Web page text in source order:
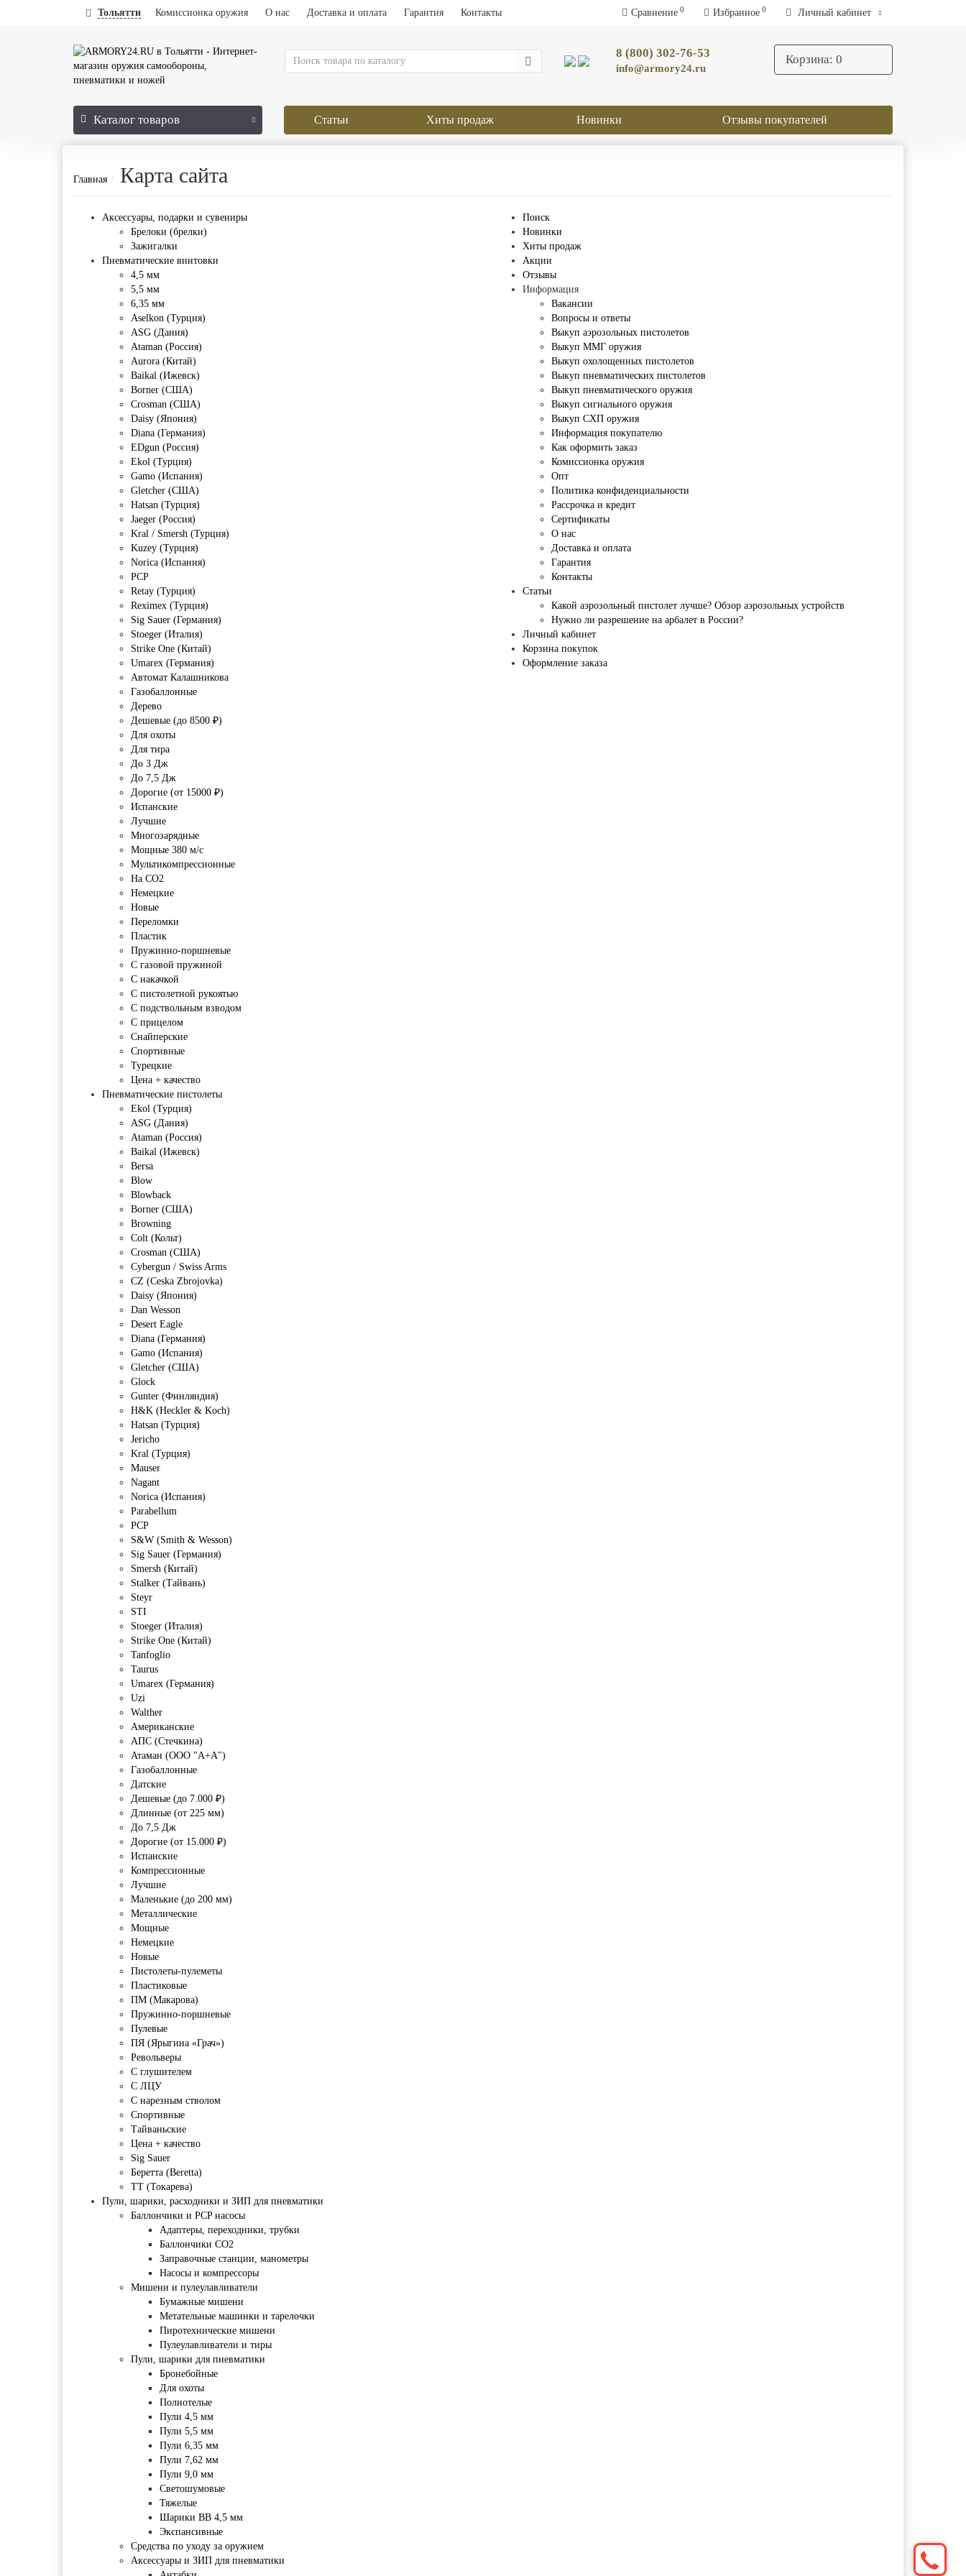
Тольятти Комиссионка оружия О нас Доставка и оплата Гарантия Контакты Сравнение 0 Избранное 0 Личный кабинет
8 (800) 302-76-53
info@armory24.ru
Корзина: 0
Каталог товаров Статьи Хиты продаж Новинки Отзывы покупателей
Главная Карта сайта
Аксессуары, подарки и сувениры
Брелоки (брелки)
Зажигалки
Пневматические винтовки
4,5 мм
5,5 мм
6,35 мм
Aselkon (Турция)
ASG (Дания)
Ataman (Россия)
Aurora (Китай)
Baikal (Ижевск)
Borner (США)
Crosman (США)
Daisy (Япония)
Diana (Германия)
EDgun (Россия)
Ekol (Турция)
Gamo (Испания)
Gletcher (США)
Hatsan (Турция)
Jaeger (Россия)
Kral / Smersh (Турция)
Kuzey (Турция)
Norica (Испания)
PCP
Retay (Турция)
Reximex (Турция)
Sig Sauer (Германия)
Stoeger (Италия)
Strike One (Китай)
Umarex (Германия)
Автомат Калашникова
Газобаллонные
Дерево
Дешевые (до 8500 ₽)
Для охоты
Для тира
До 3 Дж
До 7,5 Дж
Дорогие (от 15000 ₽)
Испанские
Лучшие
Многозарядные
Мощные 380 м/с
Мультикомпрессионные
На CO2
Немецкие
Новые
Переломки
Пластик
Пружинно-поршневые
С газовой пружиной
С накачкой
С пистолетной рукоятью
С подствольным взводом
С прицелом
Снайперские
Спортивные
Турецкие
Цена + качество
Пневматические пистолеты
Ekol (Турция)
ASG (Дания)
Ataman (Россия)
Baikal (Ижевск)
Bersa
Blow
Blowback
Borner (США)
Browning
Colt (Кольт)
Crosman (США)
Cybergun / Swiss Arms
CZ (Ceska Zbrojovka)
Daisy (Япония)
Dan Wesson
Desert Eagle
Diana (Германия)
Gamo (Испания)
Gletcher (США)
Glock
Gunter (Финляндия)
H&K (Heckler & Koch)
Hatsan (Турция)
Jericho
Kral (Турция)
Mauser
Nagant
Norica (Испания)
Parabellum
PCP
S&W (Smith & Wesson)
Sig Sauer (Германия)
Smersh (Китай)
Stalker (Тайвань)
Steyr
STI
Stoeger (Италия)
Strike One (Китай)
Tanfoglio
Taurus
Umarex (Германия)
Uzi
Walther
Американские
АПС (Стечкина)
Атаман (ООО "А+А")
Газобаллонные
Датские
Дешевые (до 7.000 ₽)
Длинные (от 225 мм)
До 7,5 Дж
Дорогие (от 15.000 ₽)
Испанские
Компрессионные
Лучшие
Маленькие (до 200 мм)
Металлические
Мощные
Немецкие
Новые
Пистолеты-пулеметы
Пластиковые
ПМ (Макарова)
Пружинно-поршневые
Пулевые
ПЯ (Ярыгина «Грач»)
Револьверы
С глушителем
С ЛЦУ
С нарезным стволом
Спортивные
Тайваньские
Цена + качество
Sig Sauer
Беретта (Beretta)
ТТ (Токарева)
Пули, шарики, расходники и ЗИП для пневматики
Баллончики и PCP насосы
Адаптеры, переходники, трубки
Баллончики CO2
Заправочные станции, манометры
Насосы и компрессоры
Мишени и пулеулавливатели
Бумажные мишени
Метательные машинки и тарелочки
Пиротехнические мишени
Пулеулавливатели и тиры
Пули, шарики для пневматики
Бронебойные
Для охоты
Полнотелые
Пули 4,5 мм
Пули 5,5 мм
Пули 6,35 мм
Пули 7,62 мм
Пули 9,0 мм
Светошумовые
Тяжелые
Шарики BB 4,5 мм
Экспансивные
Средства по уходу за оружием
Аксессуары и ЗИП для пневматики
Поиск
Новинки
Хиты продаж
Акции
Отзывы
Информация
Вакансии
Вопросы и ответы
Выкуп аэрозольных пистолетов
Выкуп ММГ оружия
Выкуп охолощенных пистолетов
Выкуп пневматических пистолетов
Выкуп пневматического оружия
Выкуп сигнального оружия
Выкуп СХП оружия
Информация покупателю
Как оформить заказ
Комиссионка оружия
Опт
Политика конфиденциальности
Рассрочка и кредит
Сертификаты
О нас
Доставка и оплата
Гарантия
Контакты
Статьи
Какой аэрозольный пистолет лучше? Обзор аэрозольных устройств
Нужно ли разрешение на арбалет в России?
Личный кабинет
Корзина покупок
Оформление заказа